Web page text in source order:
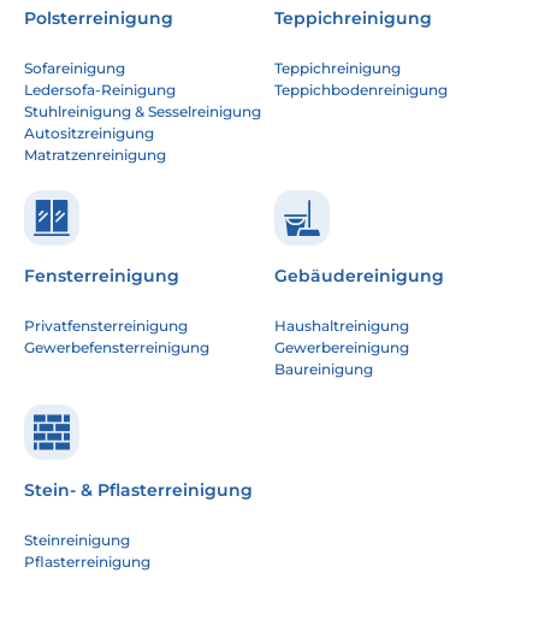
Polsterreinigung
Sofareinigung
Ledersofa-Reinigung
Stuhlreinigung & Sesselreinigung
Autositzreinigung
Matratzenreinigung
Teppichreinigung
Teppichreinigung
Teppichbodenreinigung
Fensterreinigung
Privatfensterreinigung
Gewerbefensterreinigung
Gebäudereinigung
Haushaltreinigung
Gewerbereinigung
Baureinigung
Stein- & Pflasterreinigung
Steinreinigung
Pflasterreinigung